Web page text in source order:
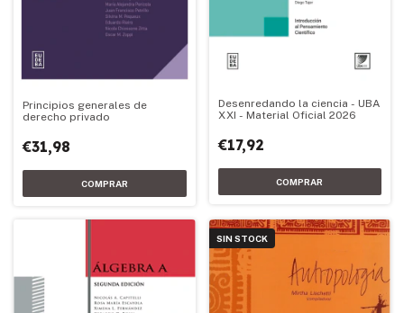
Principios generales de
derecho privado
€31,98
Desenredando la ciencia - UBA
XXI - Material Oficial 2026
€17,92
SIN STOCK